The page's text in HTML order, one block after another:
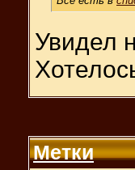
Увидел
Метки